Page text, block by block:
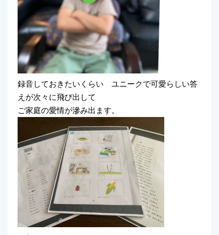
録音しておきたいくらい ユニークで可愛らしい答
えが次々に飛び出して
ご家庭の愛情が滲み出ます。